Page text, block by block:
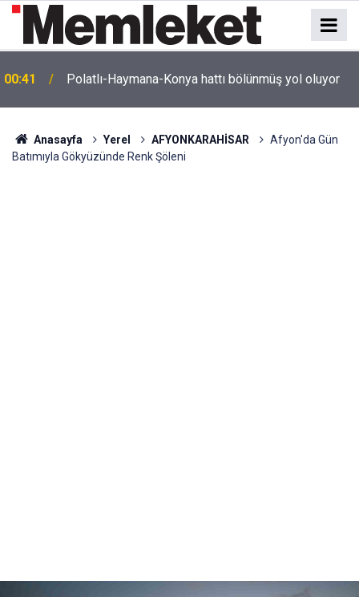
00:41 Polatlı-Haymana-Konya hattı bölünmüş yol oluyor
Anasayfa Yerel AFYONKARAHİSAR
Afyon'da Gün
Batımıyla Gökyüzünde Renk Şöleni